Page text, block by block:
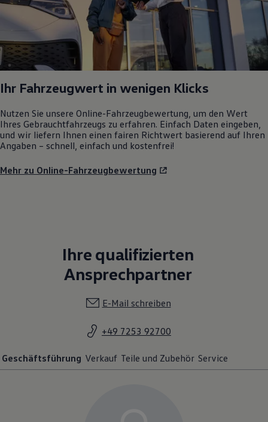
Ihr Fahrzeugwert in wenigen Klicks
Nutzen Sie unsere Online-Fahrzeugbewertung, um den Wert
Ihres Gebrauchtfahrzeugs zu erfahren. Einfach Daten eingeben,
und wir liefern Ihnen einen fairen Richtwert basierend auf Ihren
Angaben – schnell, einfach und kostenfrei!
Mehr zu Online-Fahrzeugbewertung
Ihre qualifizierten
Ansprechpartner
E-Mail schreiben
+49 7253 92700
Geschäftsführung Verkauf Teile und Zubehör Service